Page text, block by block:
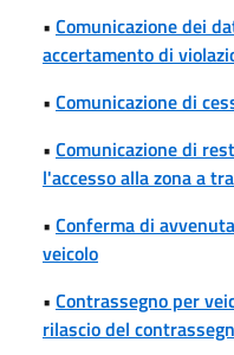
• Comunicazione dei
accertamento di
• Comunicazione di
• Comunicazione di
l'accesso alla zona a
• Conferma di
veicolo
• Contrassegno per
rilascio del